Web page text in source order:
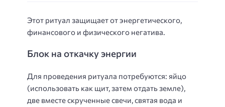
Этот ритуал защищает от энергетического,
финансового и физического негатива.
Блок на откачку энергии
Для проведения ритуала потребуются: яйцо
(использовать как щит, затем отдать земле),
две вместе скрученные свечи, святая вода и